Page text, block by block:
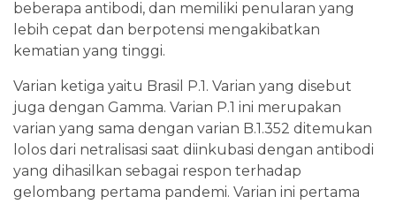
beberapa antibodi, dan memiliki penularan yang
lebih cepat dan berpotensi mengakibatkan
kematian yang tinggi.
Varian ketiga yaitu Brasil P.1. Varian yang disebut
juga dengan Gamma. Varian P.1 ini merupakan
varian yang sama dengan varian B.1.352 ditemukan
lolos dari netralisasi saat diinkubasi dengan antibodi
yang dihasilkan sebagai respon terhadap
gelombang pertama pandemi. Varian ini pertama